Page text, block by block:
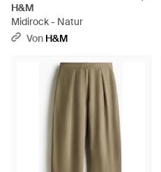
H&M
Midirock - Natur
Von H&M